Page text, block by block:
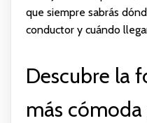
que siempre sabrás
conductor y cuándo
Descubre la
más cómoda